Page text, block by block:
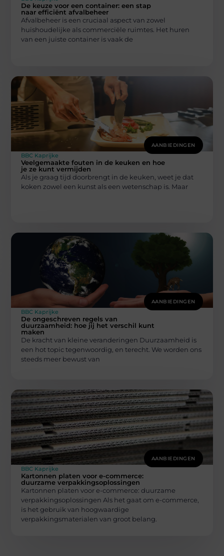
De keuze voor een container: een stap
naar efficiënt afvalbeheer
Afvalbeheer is een cruciaal aspect van zowel
huishoudelijke als commerciële ruimtes. Het huren
van een juiste container is vaak de
AANBIEDINGEN
BBC Kaprijke
Veelgemaakte fouten in de keuken en hoe
je ze kunt vermijden
Als je graag tijd doorbrengt in de keuken, weet je dat
koken zowel een kunst als een wetenschap is. Maar
AANBIEDINGEN
BBC Kaprijke
De ongeschreven regels van
duurzaamheid: hoe jij het verschil kunt
maken
De kracht van kleine veranderingen Duurzaamheid is
een hot topic tegenwoordig, en terecht. We worden ons
steeds meer bewust van
AANBIEDINGEN
BBC Kaprijke
Kartonnen platen voor e-commerce:
duurzame verpakkingsoplossingen
Kartonnen platen voor e-commerce: duurzame
verpakkingsoplossingen Als het gaat om e-commerce,
is het gebruik van hoogwaardige
verpakkingsmaterialen van groot belang.